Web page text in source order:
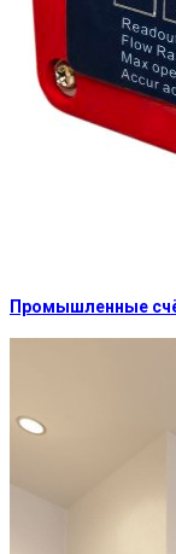
Промышленные